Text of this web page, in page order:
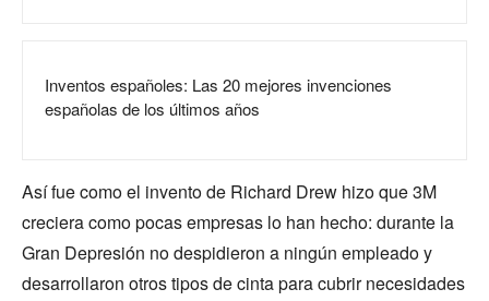
Inventos españoles: Las 20 mejores invenciones
españolas de los últimos años
Así fue como el invento de Richard Drew hizo que 3M
creciera como pocas empresas lo han hecho: durante la
Gran Depresión no despidieron a ningún empleado y
desarrollaron otros tipos de cinta para cubrir necesidades